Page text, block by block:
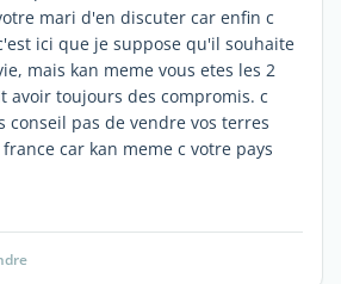
mari d'en discuter car enfin c
ici que je suppose qu'il souhaite
mais kan meme vous etes les 2
avoir toujours des compromis. c
conseil pas de vendre vos terres
car kan meme c votre pays